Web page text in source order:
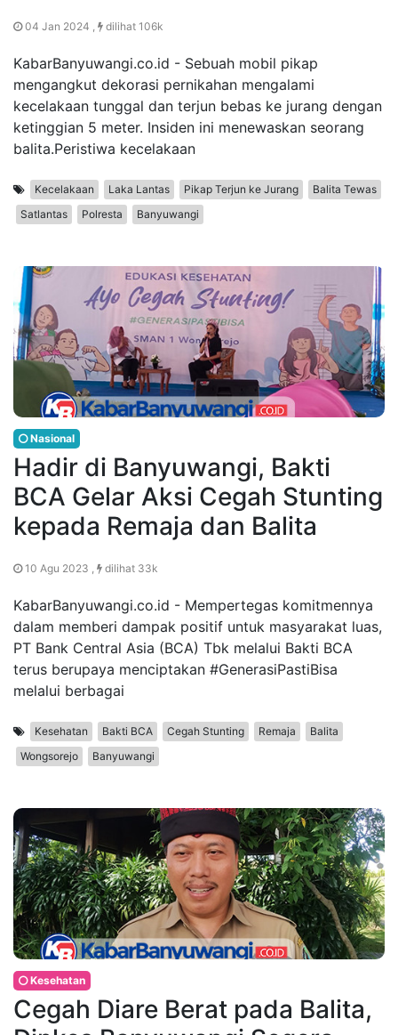
04 Jan 2024 , dilihat 106k
KabarBanyuwangi.co.id - Sebuah mobil pikap
mengangkut dekorasi pernikahan mengalami
kecelakaan tunggal dan terjun bebas ke jurang dengan
ketinggian 5 meter. Insiden ini menewaskan seorang
balita.Peristiwa kecelakaan
Kecelakaan Laka Lantas Pikap Terjun ke Jurang
Balita Tewas
Satlantas
Polresta Banyuwangi
Nasional
Hadir di Banyuwangi, Bakti
BCA Gelar Aksi Cegah Stunting
kepada Remaja dan Balita
10 Agu 2023 , dilihat 33k
KabarBanyuwangi.co.id - Mempertegas komitmennya
dalam memberi dampak positif untuk masyarakat luas,
PT Bank Central Asia (BCA) Tbk melalui Bakti BCA
terus berupaya menciptakan #GenerasiPastiBisa
melalui berbagai
Kesehatan Bakti BCA Cegah Stunting Remaja
Balita
Wongsorejo
Banyuwangi
Kesehatan
Cegah Diare Berat pada Balita,